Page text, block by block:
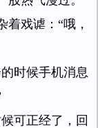
戏谑：“哦，
时候手机消息
可正经了，回